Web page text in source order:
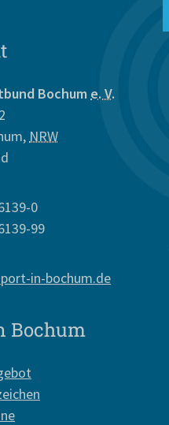
Bochum e. V.
, NRW
0
99
in-bochum.de
Bochum